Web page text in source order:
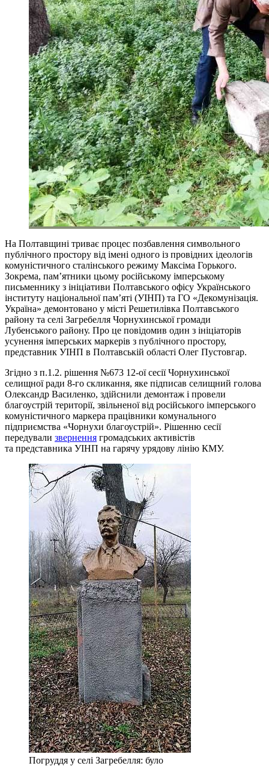
На Полтавщині триває процес позбавлення символьного
публічного простору від імені одного із провідних ідеологів
комуністичного сталінського режиму Максіма Горького.
Зокрема, пам’ятники цьому російському імперському
письменнику з ініціативи Полтавського офісу Українського
інституту національної пам’яті (УІНП) та ГО «Декомунізація.
Україна» демонтовано у місті Решетилівка Полтавського
району та селі Загребелля Чорнухинської громади
Лубенського району. Про це повідомив один з ініціаторів
усунення імперських маркерів з публічного простору,
представник УІНП в Полтавській області Олег Пустовгар.
Згідно з п.1.2. рішення №673 12-ої сесії Чорнухинської
селищної ради 8-го скликання, яке підписав селищний голова
Олександр Василенко, здійснили демонтаж і провели
благоустрій території, звільненої від російського імперського
комуністичного маркера працівники комунального
підприємства «Чорнухи благоустрій». Рішенню сесії
передували звернення громадських активістів
та представника УІНП на гарячу урядову лінію КМУ.
Погруддя у селі Загребелля: було